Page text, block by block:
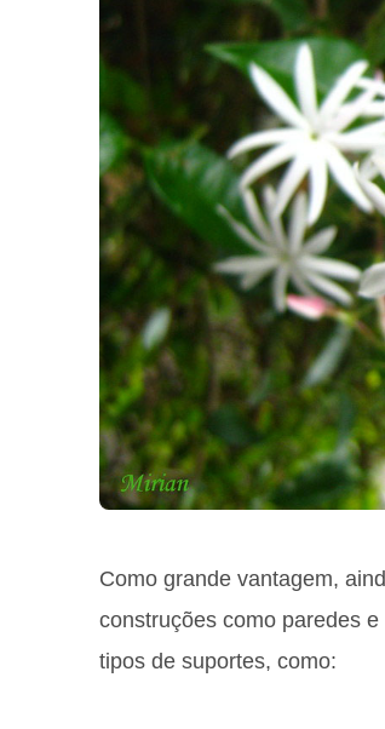
Como grande vantagem,
construções como paredes
tipos de suportes, como: